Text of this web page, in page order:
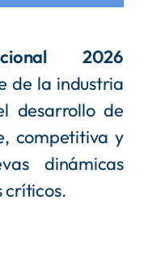
2026
de la industria
desarrollo de
competitiva y
dinámicas
críticos.